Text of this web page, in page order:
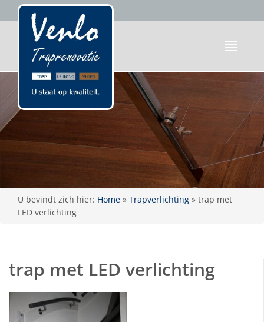
U bevindt zich hier: Home » Trapverlichting » trap met
LED verlichting
trap met LED verlichting